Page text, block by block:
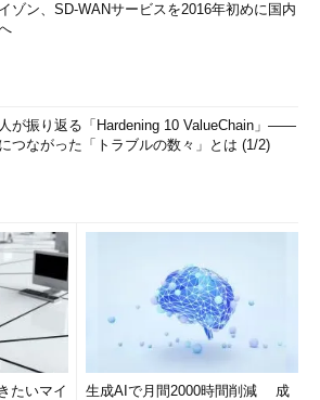
ゾン、SD-WANサービスを2016年初めに国内
が振り返る「Hardening 10 ValueChain」――
つながった「トラブルの数々」とは (1/2)
たいマイ
生成AIで月間2000時間削減 成